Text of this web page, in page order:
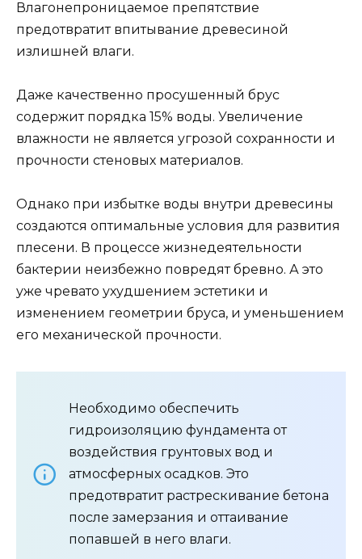
Влагонепроницаемое препятствие
предотвратит впитывание древесиной
излишней влаги.
Даже качественно просушенный брус
содержит порядка 15% воды. Увеличение
влажности не является угрозой сохранности и
прочности стеновых материалов.
Однако при избытке воды внутри древесины
создаются оптимальные условия для развития
плесени. В процессе жизнедеятельности
бактерии неизбежно повредят бревно. А это
уже чревато ухудшением эстетики и
изменением геометрии бруса, и уменьшением
его механической прочности.
Необходимо обеспечить
гидроизоляцию фундамента от
воздействия грунтовых вод и
атмосферных осадков. Это
предотвратит растрескивание бетона
после замерзания и оттаивание
попавшей в него влаги.